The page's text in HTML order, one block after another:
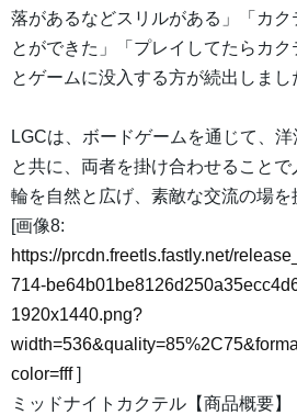
落があるなどスリルがある」「カク
とができた」「プレイしてたらカク
とゲームに没入する方が続出しまし
LGCは、ボードゲームを通じて、
と共に、両者を掛け合わせること
輪を自然と広げ、素敵な交流の場を
[画像8:
https://prcdn.freetls.fastly.net/
714-
1920x1440.png?
color=fff]
ミッドナイトカクテル【商品概要】